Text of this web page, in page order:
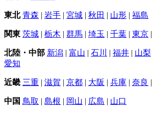
東北 青森 | 岩手 | 宮城 | 秋田 | 山形 | 福島
関東 茨城 | 栃木 | 群馬 | 埼玉 | 千葉 | 東京 |
北陸・中部 新潟 | 富山 | 石川 | 福井 | 山梨
愛知
近畿 三重 | 滋賀 | 京都 | 大阪 | 兵庫 | 奈良 |
中国 鳥取 | 島根 | 岡山 | 広島 | 山口